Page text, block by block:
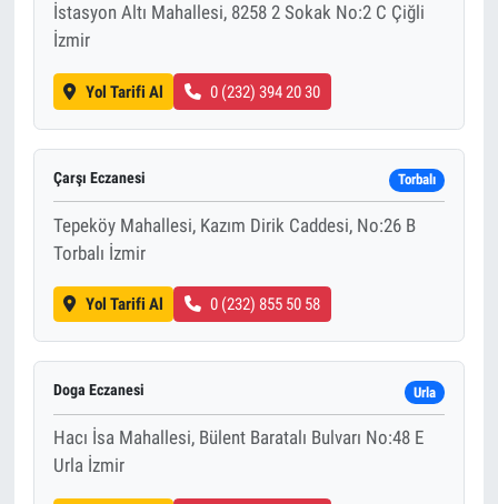
İstasyon Altı Mahallesi, 8258 2 Sokak No:2 C Çiğli
İzmir
Yol Tarifi Al 0 (232) 394 20 30
Çarşı Eczanesi Torbalı
Tepeköy Mahallesi, Kazım Dirik Caddesi, No:26 B
Torbalı İzmir
Yol Tarifi Al 0 (232) 855 50 58
Doga Eczanesi Urla
Hacı İsa Mahallesi, Bülent Baratalı Bulvarı No:48 E
Urla İzmir